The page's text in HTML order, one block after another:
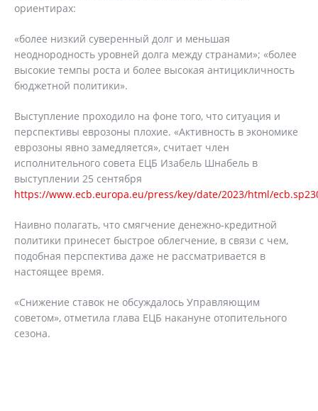
ориентирах:
«более низкий суверенный долг и меньшая
неоднородность уровней долга между странами»; «более
высокие темпы роста и более высокая антицикличность
бюджетной политики».
Выступление проходило на фоне того, что ситуация и
перспективы еврозоны плохие. «Активность в экономике
еврозоны явно замедляется», считает член
исполнительного совета ЕЦБ Изабель Шнабель в
выступлении 25 сентября
https://www.ecb.europa.eu/press/key/date/2023/html/
Наивно полагать, что смягчение денежно-кредитной
политики принесет быстрое облегчение, в связи с чем,
подобная перспектива даже не рассматривается в
настоящее время.
«Снижение ставок не обсуждалось Управляющим
советом», отметила глава ЕЦБ накануне отопительного
сезона.